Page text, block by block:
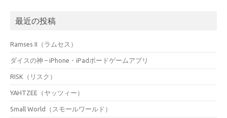
最近の投稿
Ramses II（ラムセス）
ダイスの神 – iPhone・iPadボードゲームアプリ
RISK（リスク）
YAHTZEE（ヤッツィー）
Small World（スモールワールド）